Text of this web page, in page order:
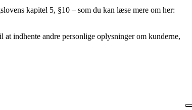
kapitel 5, §10 – som du kan læse mere om her:
at indhente andre personlige oplysninger om kunderne,